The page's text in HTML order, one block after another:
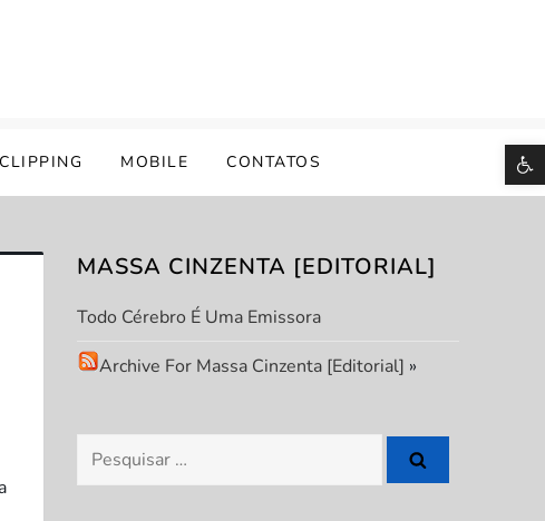
CLIPPING MOBILE CONTATOS
MASSA CINZENTA [EDITORIAL]
Todo Cérebro É Uma Emissora
Archive For Massa Cinzenta [Editorial] »
Pesquisar
por: